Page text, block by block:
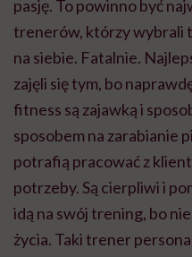
pasję. To powinno być
trenerów, którzy wybrali
na siebie. Fatalnie.
zajęli się tym, bo
fitness są zajawką i
sposobem na zarabianie
potrafią pracować z
potrzeby. Są cierpliwi i
idą na swój trening, bo
życia. Taki trener